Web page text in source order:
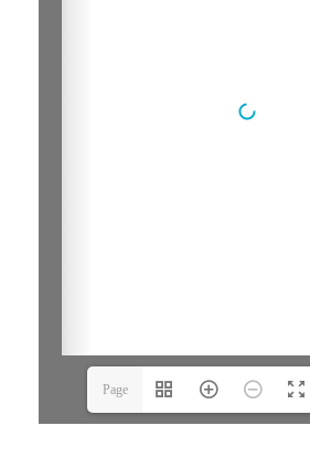
Page